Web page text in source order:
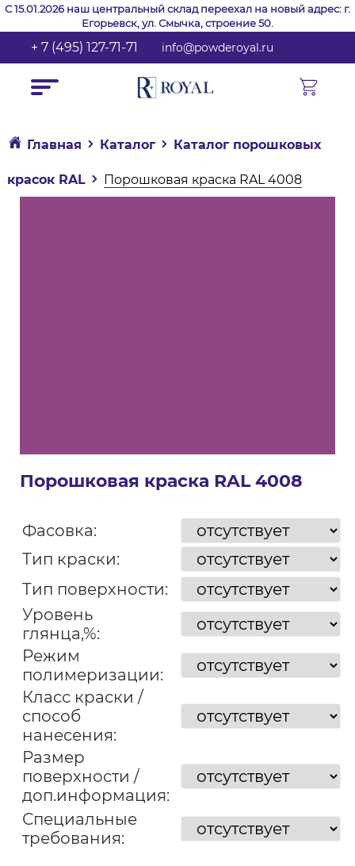
С 15.01.2026 наш центральный склад переехал на новый адрес: г.
Егорьевск, ул. Смычка, строение 50.
+ 7 (495) 127-71-71 info@powderoyal.ru
Главная Каталог Каталог порошковых
красок RAL Порошковая краска RAL 4008
Порошковая краска RAL 4008
Фасовка:
Тип краски:
Тип поверхности:
Уровень
глянца,%:
Режим
полимеризации:
Класс краски /
способ
нанесения:
Размер
поверхности /
доп.информация:
Специальные
требования: